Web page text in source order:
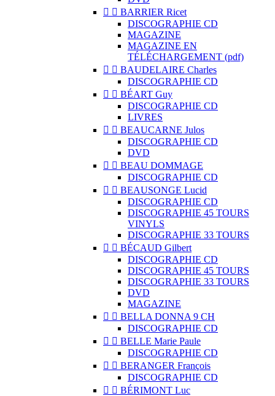
  BARRIER Ricet
DISCOGRAPHIE CD
MAGAZINE
MAGAZINE EN
TÉLÉCHARGEMENT (pdf)
  BAUDELAIRE Charles
DISCOGRAPHIE CD
  BÉART Guy
DISCOGRAPHIE CD
LIVRES
  BEAUCARNE Julos
DISCOGRAPHIE CD
DVD
  BEAU DOMMAGE
DISCOGRAPHIE CD
  BEAUSONGE Lucid
DISCOGRAPHIE CD
DISCOGRAPHIE 45 TOURS
VINYLS
DISCOGRAPHIE 33 TOURS
  BÉCAUD Gilbert
DISCOGRAPHIE CD
DISCOGRAPHIE 45 TOURS
DISCOGRAPHIE 33 TOURS
DVD
MAGAZINE
  BELLA DONNA 9 CH
DISCOGRAPHIE CD
  BELLE Marie Paule
DISCOGRAPHIE CD
  BERANGER François
DISCOGRAPHIE CD
  BÉRIMONT Luc